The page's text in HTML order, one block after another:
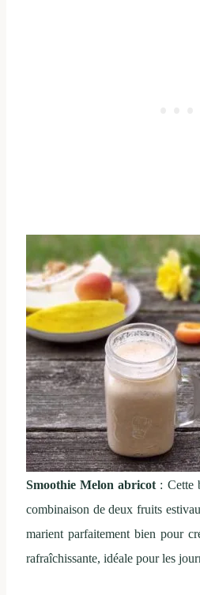
Smoothie Melon abricot: Cette
combinaison de deux fruits
marient parfaitement bien pour
rafraîchissante, idéale pour les